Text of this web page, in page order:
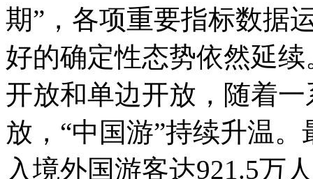
期”，各项重要指标数据
好的确定性态势依然延
开放和单边开放，随着
放，“中国游”持续升温
入境外国游客达921.5万